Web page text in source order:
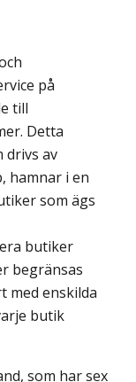
på
till
Detta
drivs av
hamnar i en
som ägs
butiker
begränsas
med enskilda
butik
som har sex